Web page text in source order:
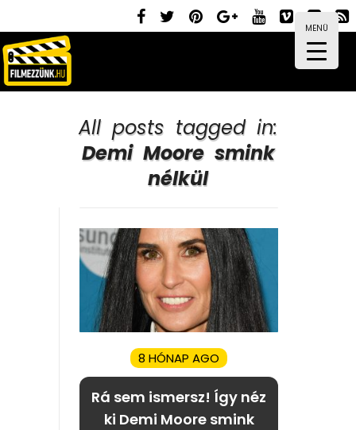
MENÜ
All posts tagged in:
Demi Moore smink
nélkül
8 HÓNAP AGO
Rá sem ismersz! Így néz
ki Demi Moore smink